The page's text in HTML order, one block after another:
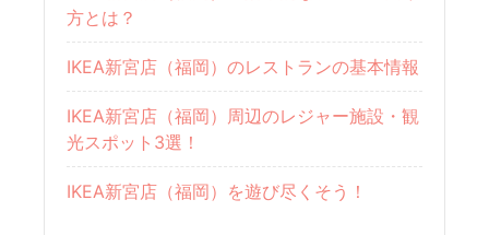
方とは？
IKEA新宮店（福岡）のレストランの基本情報
IKEA新宮店（福岡）周辺のレジャー施設・観
光スポット3選！
IKEA新宮店（福岡）を遊び尽くそう！